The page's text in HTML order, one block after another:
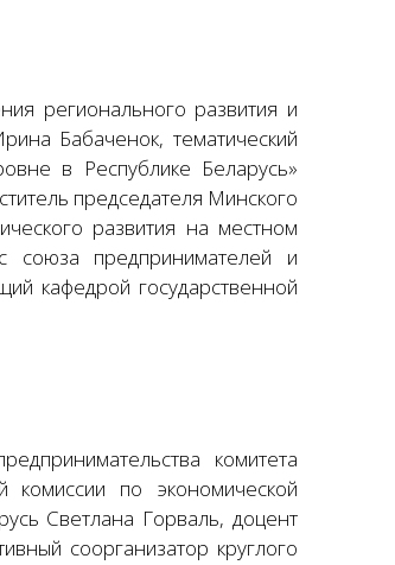
регионального развития и
Бабаченок, тематический
в Республике Беларусь»
председателя Минского
развития на местном
союза предпринимателей и
кафедрой государственной
комитета
комиссии по экономической
Светлана Горваль, доцент
соорганизатор круглого